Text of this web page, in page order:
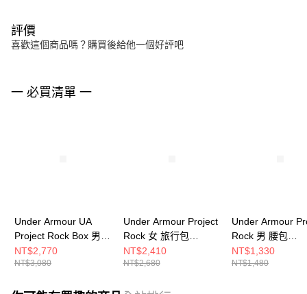
評價
喜歡這個商品嗎？購買後給他一個好評吧
一 必買清單 一
Under Armour UA
Project Rock Box 男女
雙用旅行包 1378417-
002
NT$2,770
NT$3,080
Under Armour Project
Rock 女 旅行包
1376458-001
NT$2,410
NT$2,680
Under Armour
Rock 男 腰包
1376457-003
NT$1,330
NT$1,480